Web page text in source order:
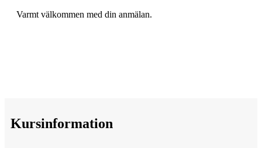
Varmt välkommen med din anmälan.
Kursinformation